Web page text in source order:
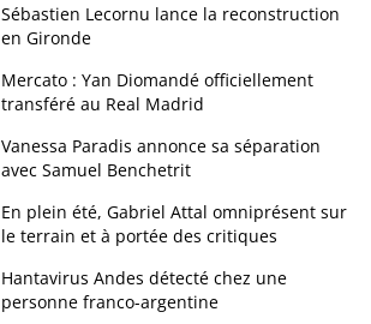
Sébastien Lecornu lance la reconstruction
en Gironde
Mercato : Yan Diomandé officiellement
transféré au Real Madrid
Vanessa Paradis annonce sa séparation
avec Samuel Benchetrit
En plein été, Gabriel Attal omniprésent sur
le terrain et à portée des critiques
Hantavirus Andes détecté chez une
personne franco-argentine